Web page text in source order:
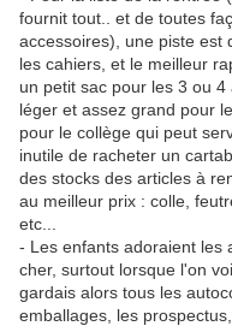
fournit tout.. et de toutes
accessoires), une piste est
les cahiers, et le meilleur
un petit sac pour les 3 ou
léger et assez grand pour
pour le collège qui peut
inutile de racheter un
des stocks des articles à
au meilleur prix : colle,
etc...
- Les enfants adoraient les
cher, surtout lorsque l'on
gardais alors tous les
emballages, les